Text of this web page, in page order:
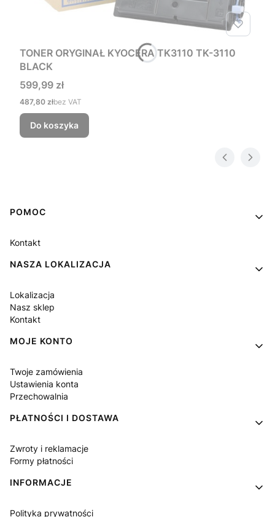
TONER ORYGINAŁ KYOCERA TK3110 TK-3110
BLACK
Cena
599,99 zł
Cena
487,80 złbez VAT
Do koszyka
Linki w stopce
POMOC
Kontakt
NASZA LOKALIZACJA
Lokalizacja
Nasz sklep
Kontakt
MOJE KONTO
Twoje zamówienia
Ustawienia konta
Przechowalnia
PŁATNOŚCI I DOSTAWA
Zwroty i reklamacje
Formy płatności
INFORMACJE
Polityka prywatności